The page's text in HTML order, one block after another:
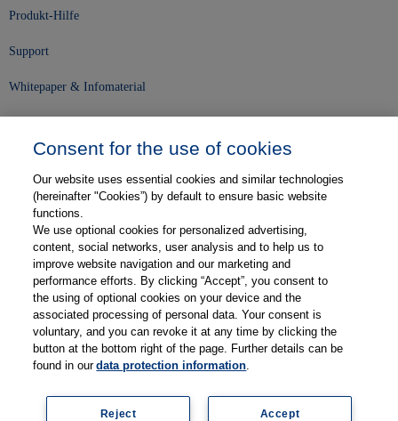
Produkt-Hilfe
Support
Whitepaper & Infomaterial
Karriere
Kontakt
Web-Semniare
Anwenderberichte
Partner
Consent for the use of cookies
Our website uses essential cookies and similar technologies
(hereinafter "Cookies”) by default to ensure basic website
functions.
We use optional cookies for personalized advertising,
content, social networks, user analysis and to help us to
improve website navigation and our marketing and
performance efforts. By clicking “Accept”, you consent to
the using of optional cookies on your device and the
associated processing of personal data. Your consent is
voluntary, and you can revoke it at any time by clicking the
button at the bottom right of the page. Further details can be
found in ourdata protection information.
Accept
Reject